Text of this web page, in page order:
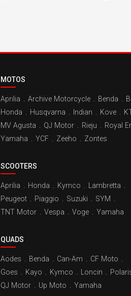
MOTOS
Aprilia Archive Motorcycle Benda
Honda
Husqvarna Indian Kove
MV Agusta
QJ Motor Rieju Royal
Yamaha
YCF Zeeho Zontes
SCOOTERS
Aprilia Honda Kymco Lambretta
Peugeot
Piaggio Suzuki SYM
TNT Motor
Vespa Voge Yamaha
QUADS
Aodes Benda Can-Am CF Moto
Goes
Kayo Kymco Loncin
QJ Motor
Up Moto Yamaha